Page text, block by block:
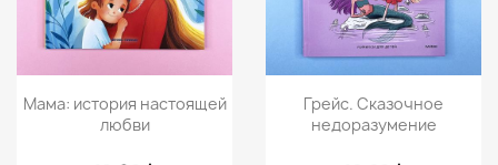
Просмотр
Мама: история настоящей
любви
Просмотр
Грейс. Сказочное
недоразумение